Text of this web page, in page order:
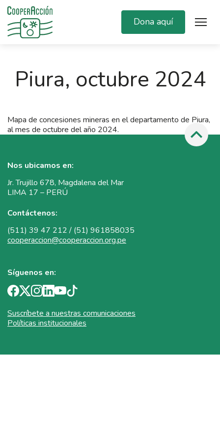
Dona aquí
Piura, octubre 2024
Mapa de concesiones mineras en el departamento de Piura,
al mes de octubre del año 2024.
Nos ubicamos en:
Jr. Trujillo 678, Magdalena del Mar
LIMA 17 – PERÚ
Contáctenos:
(511) 39 47 212 / (51) 961858035
cooperaccion@cooperaccion.org.pe
Síguenos en:
Suscríbete a nuestras comunicaciones
Políticas institucionales